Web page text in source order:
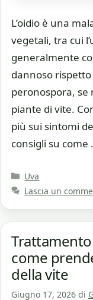
L’oidio è una
vegetali, tra cui
generalmente
dannoso
peronospora, se
piante di vite.
più sui sintomi
consigli su come
Categorie
Uva
Lascia un
come
della vite
Giugno 17, 2026 di